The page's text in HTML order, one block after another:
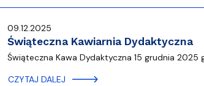
09.12.2025
Świąteczna Kawiarnia Dydaktyczna
Świąteczna Kawa Dydaktyczna 15 grudnia 2025
CZYTAJ DALEJ